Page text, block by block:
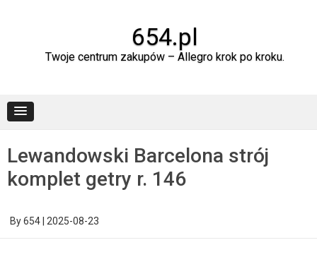
654.pl
Twoje centrum zakupów – Allegro krok po kroku.
Lewandowski Barcelona strój
komplet getry r. 146
By654 2025-08-23